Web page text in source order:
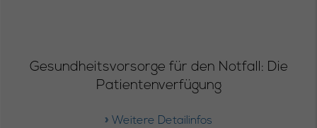
Gesundheitsvorsorge für den Notfall: Die
Patientenverfügung
» Weitere Detailinfos